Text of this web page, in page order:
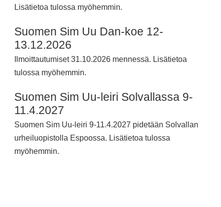
Lisätietoa tulossa myöhemmin.
Suomen Sim Uu Dan-koe 12-
13.12.2026
Ilmoittautumiset 31.10.2026 mennessä. Lisätietoa
tulossa myöhemmin.
Suomen Sim Uu-leiri Solvallassa 9-
11.4.2027
Suomen Sim Uu-leiri 9-11.4.2027 pidetään Solvallan
urheiluopistolla Espoossa. Lisätietoa tulossa
myöhemmin.